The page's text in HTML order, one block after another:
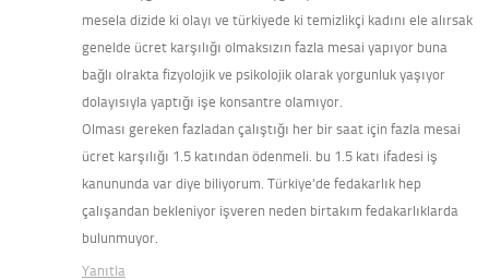
mesela dizide ki olayı ve türkiyede ki temizlikçi kadını ele alırsak
genelde ücret karşılığı olmaksızın fazla mesai yapıyor buna
bağlı olrakta fizyolojik ve psikolojik olarak yorgunluk yaşıyor
dolayısıyla yaptığı işe konsantre olamıyor.
Olması gereken fazladan çalıştığı her bir saat için fazla mesai
ücret karşılığı 1.5 katından ödenmeli. bu 1.5 katı ifadesi iş
kanununda var diye biliyorum. Türkiye’de fedakarlık hep
çalışandan bekleniyor işveren neden birtakım fedakarlıklarda
bulunmuyor.
Yanıtla